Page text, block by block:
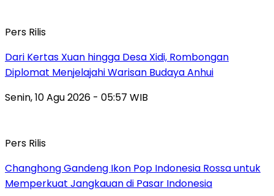
Pers Rilis
Dari Kertas Xuan hingga Desa Xidi, Rombongan
Diplomat Menjelajahi Warisan Budaya Anhui
Senin, 10 Agu 2026 - 05:57 WIB
Pers Rilis
Changhong Gandeng Ikon Pop Indonesia Rossa untuk
Memperkuat Jangkauan di Pasar Indonesia